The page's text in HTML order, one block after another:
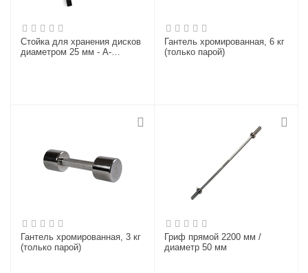
Стойка для хранения дисков
диаметром 25 мм - А-
Гантель хромированная, 6 кг
(только парой)
Гантель хромированная, 3 кг
(только парой)
Гриф прямой 2200 мм /
диаметр 50 мм